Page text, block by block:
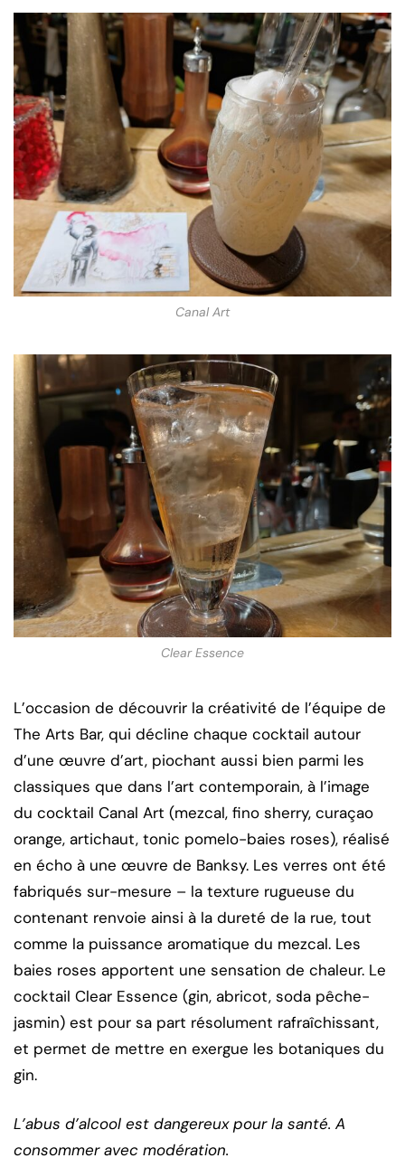
Canal Art
Clear Essence
L’occasion de découvrir la créativité de l’équipe de
The Arts Bar, qui décline chaque cocktail autour
d’une œuvre d’art, piochant aussi bien parmi les
classiques que dans l’art contemporain, à l’image
du cocktail Canal Art (mezcal, fino sherry, curaçao
orange, artichaut, tonic pomelo-baies roses), réalisé
en écho à une œuvre de Banksy. Les verres ont été
fabriqués sur-mesure – la texture rugueuse du
contenant renvoie ainsi à la dureté de la rue, tout
comme la puissance aromatique du mezcal. Les
baies roses apportent une sensation de chaleur. Le
cocktail Clear Essence (gin, abricot, soda pêche-
jasmin) est pour sa part résolument rafraîchissant,
et permet de mettre en exergue les botaniques du
gin.
L’abus d’alcool est dangereux pour la santé. A
consommer avec modération.